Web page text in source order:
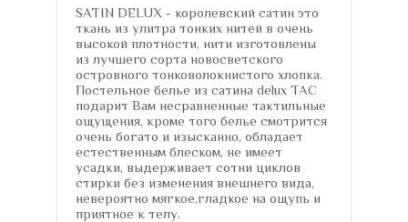
SATIN DELUX - королевский сатин это
ткань из улитра тонких нитей в очень
высокой плотности, нити изготовлены
из лучшего сорта новосветского
островного тонковолокнистого хлопка.
Постельное белье из сатина delux TAC
подарит Вам несравненные тактильные
ощущения, кроме того белье смотрится
очень богато и изысканно, обладает
естественным блеском, не имеет
усадки, выдерживает сотни циклов
стирки без изменения внешнего вида,
невероятно мягкое,гладкое на ощупь и
приятное к телу.